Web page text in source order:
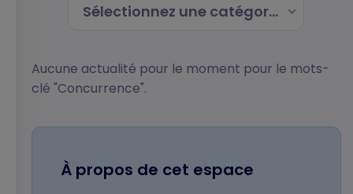
Sélectionnez une catégorie
Aucune actualité pour le moment pour le mots-
clé "Concurrence".
À propos de cet espace